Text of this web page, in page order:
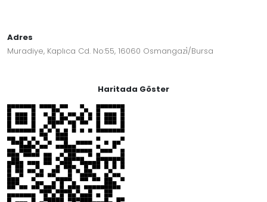
Adres
Muradiye, Kaplıca Cd. No:55, 16060 Osmangazi̇/Bursa
Haritada Göster